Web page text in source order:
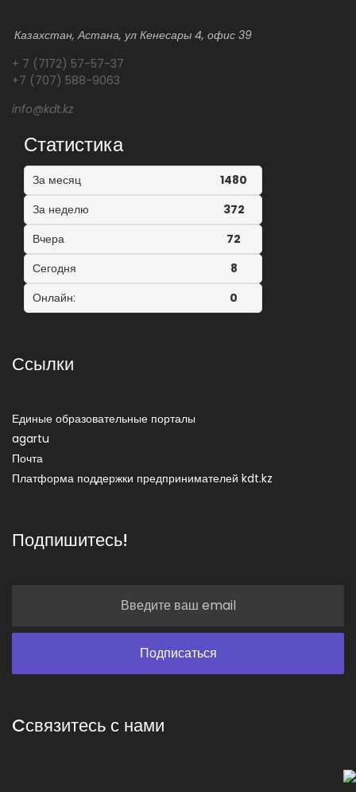
Казахстан, Астана, ул Кенесары 4, офис 39
+ 7 (7172) 57-57-37
+7 (707) 588-9063
info@kdt.kz
Статистика
За месяц
1480
За неделю
372
Вчера
72
Сегодня
8
Онлайн:
0
Ссылки
Единые образовательные порталы
agartu
Почта
Платформа поддержки предпринимателей kdt.kz
Подпишитесь!
Cсвязитесь с нами